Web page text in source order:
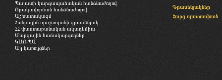
Պալատի կարգապահական հանձնաժողով
Որակավորման հանձնաժողով
Աշխատակազմ
Հանրային պաշտպանի գրասենյակ
ՀՀ փաստաբանական ակադեմիա
Մարզային համակարգողներ
ԿԱՌՊԱ
Այլ կառույցներ
Գրասենյակներ
Հարց-պատասխան